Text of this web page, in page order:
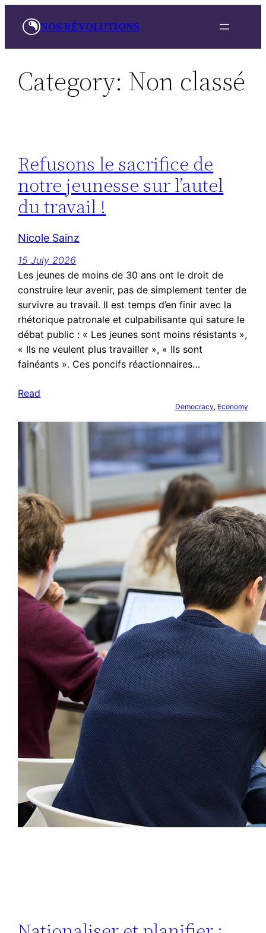
NOS RÉVOLUTIONS
Category: Non classé
Refusons le sacrifice de
notre jeunesse sur l’autel
du travail !
Nicole Sainz
15 July 2026
Les jeunes de moins de 30 ans ont le droit de
construire leur avenir, pas de simplement tenter de
survivre au travail. Il est temps d’en finir avec la
rhétorique patronale et culpabilisante qui sature le
débat public : « Les jeunes sont moins résistants »,
« Ils ne veulent plus travailler », « Ils sont
fainéants ». Ces poncifs réactionnaires…
Read
Democracy, Economy